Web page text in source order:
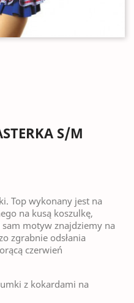
S/M
Top wykonany jest na
na kusą koszulkę,
motyw znajdziemy na
zgrabnie odsłania
czerwień
z kokardami na